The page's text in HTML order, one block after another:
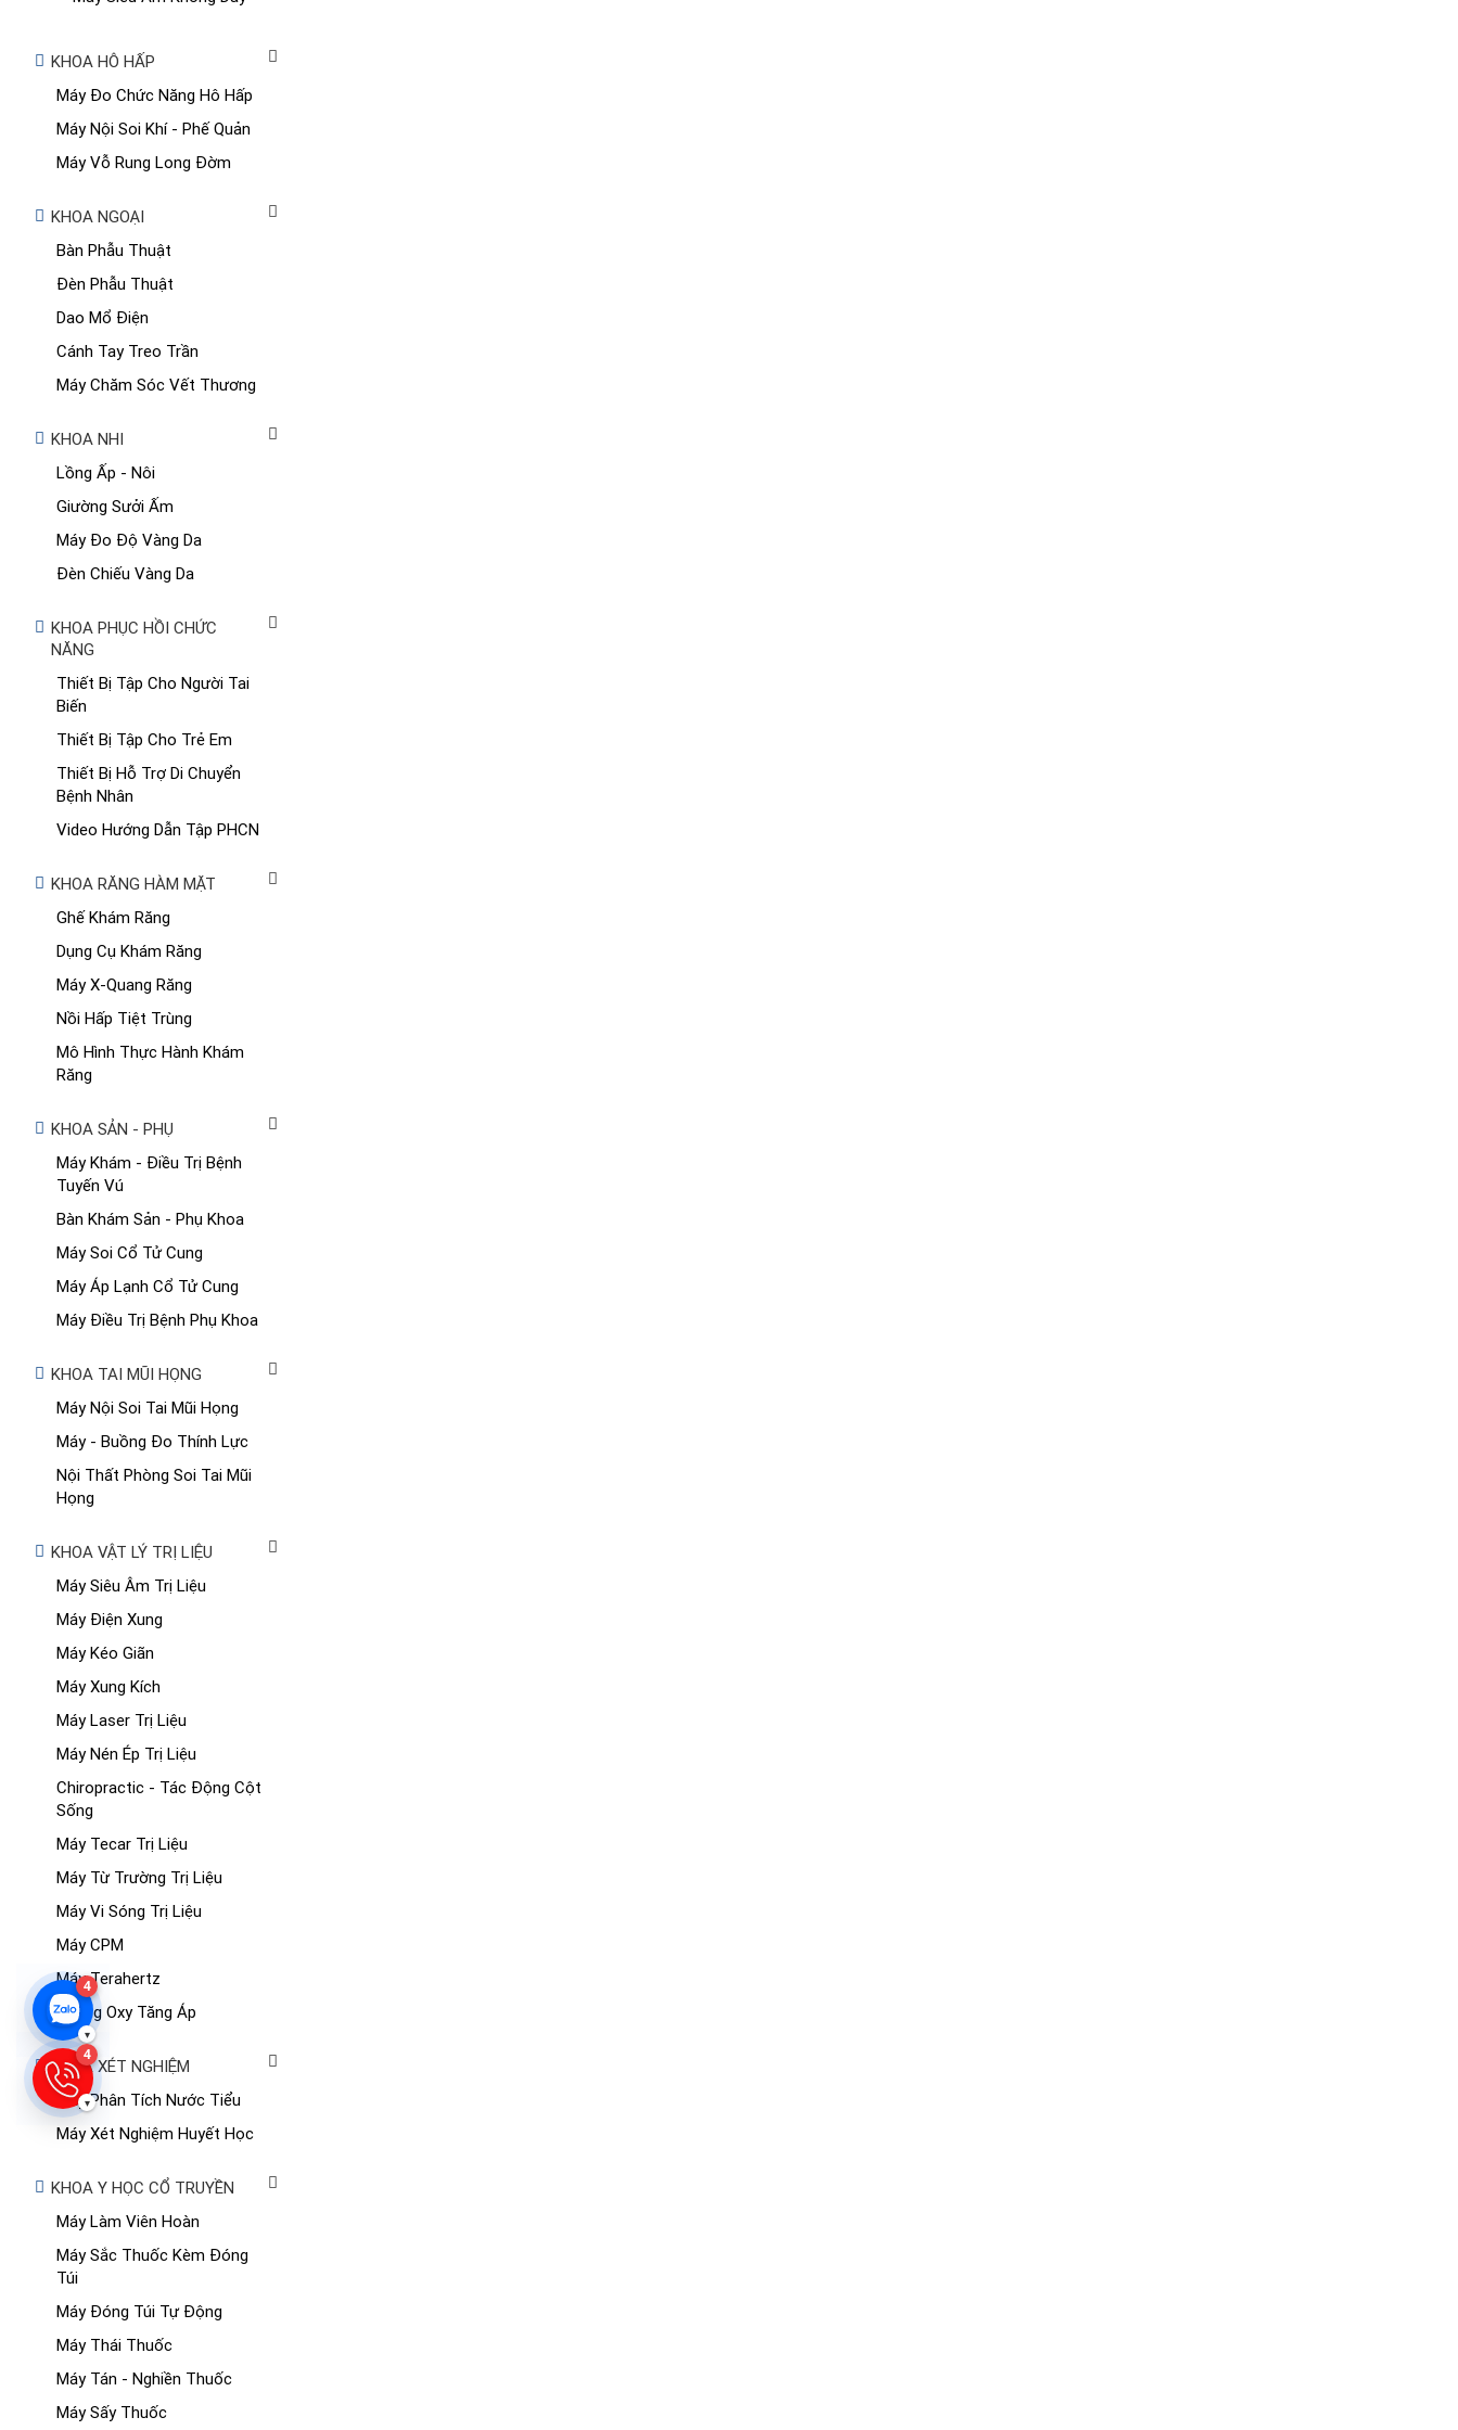
KHOA HÔ HẤP
Máy Đo Chức Năng Hô Hấp
Máy Nội Soi Khí - Phế Quản
Máy Vỗ Rung Long Đờm
KHOA NGOẠI
Bàn Phẫu Thuật
Đèn Phẫu Thuật
Dao Mổ Điện
Cánh Tay Treo Trần
Máy Chăm Sóc Vết Thương
KHOA NHI
Lồng Ấp - Nôi
Giường Sưởi Ấm
Máy Đo Độ Vàng Da
Đèn Chiếu Vàng Da
KHOA PHỤC HỒI CHỨC
NĂNG
Thiết Bị Tập Cho Người Tai
Biến
Thiết Bị Tập Cho Trẻ Em
Thiết Bị Hỗ Trợ Di Chuyển
Bệnh Nhân
Video Hướng Dẫn Tập PHCN
KHOA RĂNG HÀM MẶT
Ghế Khám Răng
Dụng Cụ Khám Răng
Máy X-Quang Răng
Nồi Hấp Tiệt Trùng
Mô Hình Thực Hành Khám
Răng
KHOA SẢN - PHỤ
Máy Khám - Điều Trị Bệnh
Tuyến Vú
Bàn Khám Sản - Phụ Khoa
Máy Soi Cổ Tử Cung
Máy Áp Lạnh Cổ Tử Cung
Máy Điều Trị Bệnh Phụ Khoa
KHOA TAI MŨI HỌNG
Máy Nội Soi Tai Mũi Họng
Máy - Buồng Đo Thính Lực
Nội Thất Phòng Soi Tai Mũi
Họng
KHOA VẬT LÝ TRỊ LIỆU
Máy Siêu Âm Trị Liệu
Máy Điện Xung
Máy Kéo Giãn
Máy Xung Kích
Máy Laser Trị Liệu
Máy Nén Ép Trị Liệu
Chiropractic - Tác Động Cột
Sống
Máy Tecar Trị Liệu
Máy Từ Trường Trị Liệu
Máy Vi Sóng Trị Liệu
Máy CPM
Máy Terahertz
Buồng Oxy Tăng Áp
KHOA XÉT NGHIỆM
Máy Phân Tích Nước Tiểu
Máy Xét Nghiệm Huyết Học
KHOA Y HỌC CỔ TRUYỀN
Máy Làm Viên Hoàn
Máy Sắc Thuốc Kèm Đóng
Túi
Máy Đóng Túi Tự Động
Máy Thái Thuốc
Máy Tán - Nghiền Thuốc
Máy Sấy Thuốc
4
▾
4
▾